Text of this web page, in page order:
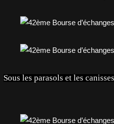
Sous les parasols et les